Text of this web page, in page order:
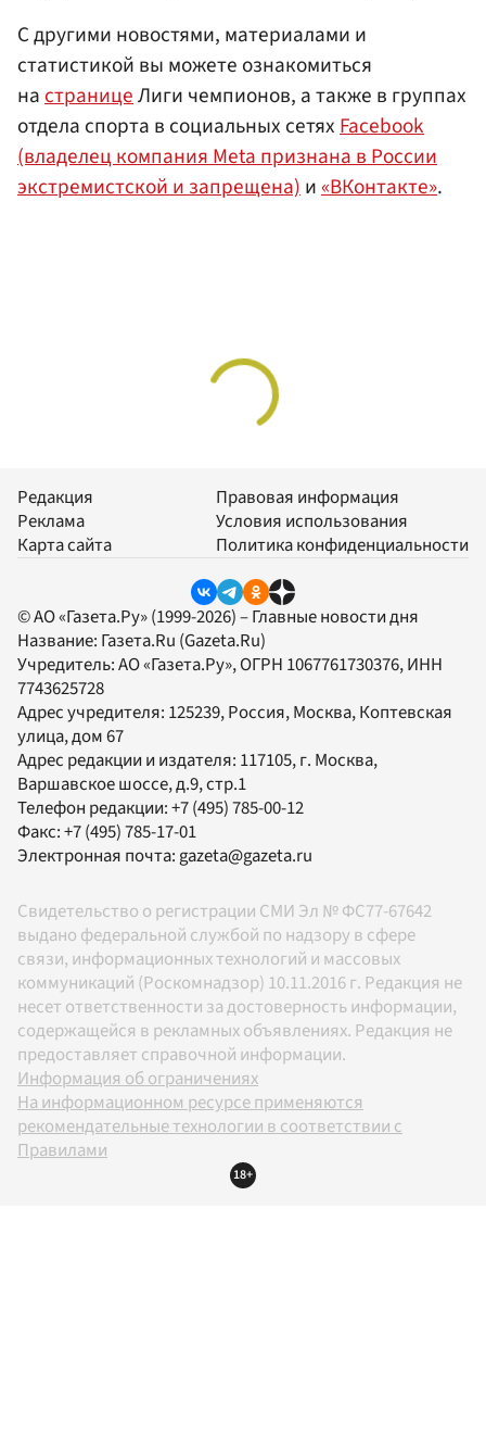
С другими новостями, материалами и
статистикой вы можете ознакомиться
настраницеЛиги чемпионов, а также в группах
отдела спорта в социальных сетяхFacebook
(владелец компания Meta признана в России
экстремистской и запрещена)и«ВКонтакте».
Редакция
Реклама
Карта сайта
Правовая информация
Условия использования
Политика конфиденциальности
© АО «Газета.Ру» (1999-2026) – Главные новости дня
Название: Газета.Ru (Gazeta.Ru)
Учредитель:АО «Газета.Ру», ОГРН 1067761730376, ИНН
7743625728
Адрес учредителя: 125239, Россия, Москва, Коптевская
улица, дом 67
Адрес редакции и издателя: 117105, г. Москва,
Варшавское шоссе, д.9, стр.1
Телефон редакции:+7 (495) 785-00-12
Факс:+7 (495) 785-17-01
Электронная почта:gazeta@gazeta.ru
Свидетельство о регистрации СМИ Эл № ФС77-67642
выдано федеральной службой по надзору в сфере
связи, информационных технологий и массовых
коммуникаций (Роскомнадзор) 10.11.2016 г. Редакция не
несет ответственности за достоверность информации,
содержащейся в рекламных объявлениях. Редакция не
предоставляет справочной информации.
Информация об ограничениях
На информационном ресурсе применяются
рекомендательные технологии в соответствии с
Правилами
18+